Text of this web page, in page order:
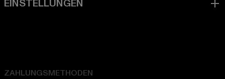
ZAHLUNGSMETHODEN